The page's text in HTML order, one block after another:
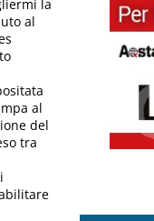
la
al
al
del
tra